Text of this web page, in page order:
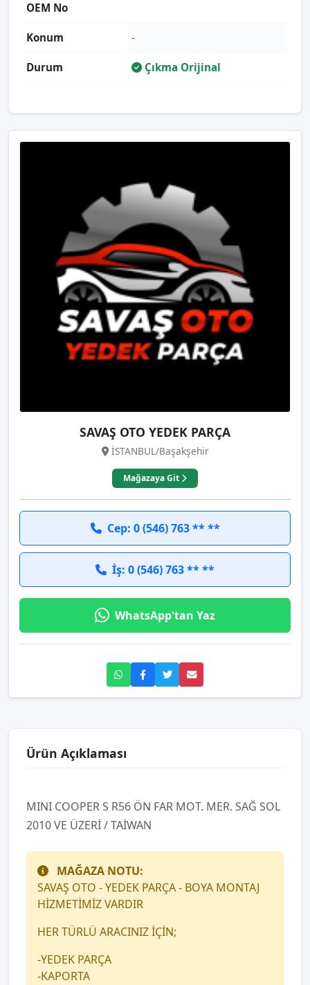
OEM No
Konum -
Durum Çıkma Orijinal
SAVAŞ OTO YEDEK PARÇA
İSTANBUL/Başakşehir
Mağazaya Git
Cep: 0 (546) 763 ** **
İş: 0 (546) 763 ** **
WhatsApp'tan Yaz
Ürün Açıklaması
MINI COOPER S R56 ÖN FAR MOT. MER. SAĞ SOL
2010 VE ÜZERİ / TAİWAN
MAĞAZA NOTU:
SAVAŞ OTO - YEDEK PARÇA - BOYA MONTAJ
HİZMETİMİZ VARDIR
HER TÜRLÜ ARACINIZ İÇİN;
-YEDEK PARÇA
-KAPORTA